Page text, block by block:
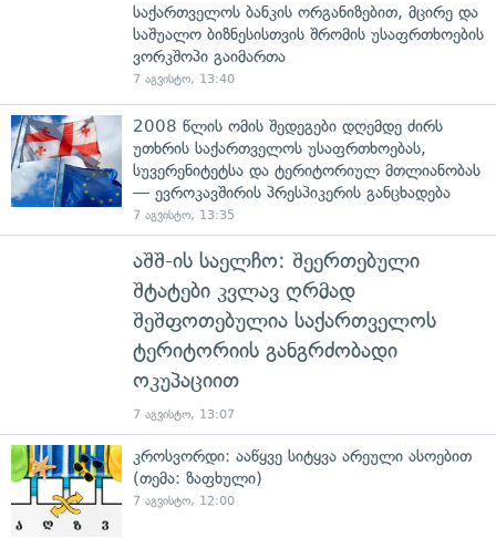
საქართველოს ბანკის ორგანიზებით, მცირე და
საშუალო ბიზნესისთვის შრომის უსაფრთხოების
ვორკშოპი გაიმართა
7 აგვისტო, 13:40
2008 წლის ომის შედეგები დღემდე ძირს
უთხრის საქართველოს უსაფრთხოებას,
სუვერენიტეტსა და ტერიტორიულ მთლიანობას
— ევროკავშირის პრესპიკერის განცხადება
7 აგვისტო, 13:35
აშშ-ის საელჩო: შეერთებული
შტატები კვლავ ღრმად
შეშფოთებულია საქართველოს
ტერიტორიის განგრძობადი
ოკუპაციით
7 აგვისტო, 13:07
კროსვორდი: ააწყვე სიტყვა არეული ასოებით
(თემა: ზაფხული)
7 აგვისტო, 12:00